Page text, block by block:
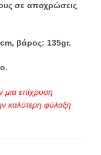
σε αποχρώσεις
βάρος: 135gr.
μια επίχρυση
καλύτερη φύλαξη